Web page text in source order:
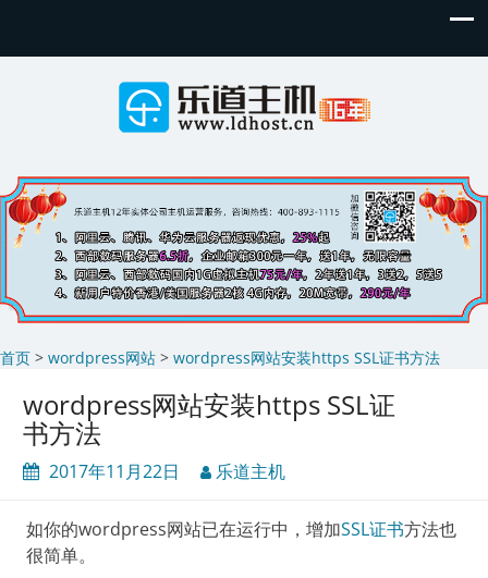
首页 > wordpress网站 > wordpress网站安装https SSL证书方法
wordpress网站安装https SSL证
书方法
2017年11月22日 乐道主机
如你的wordpress网站已在运行中，增加SSL证书方法也
很简单。